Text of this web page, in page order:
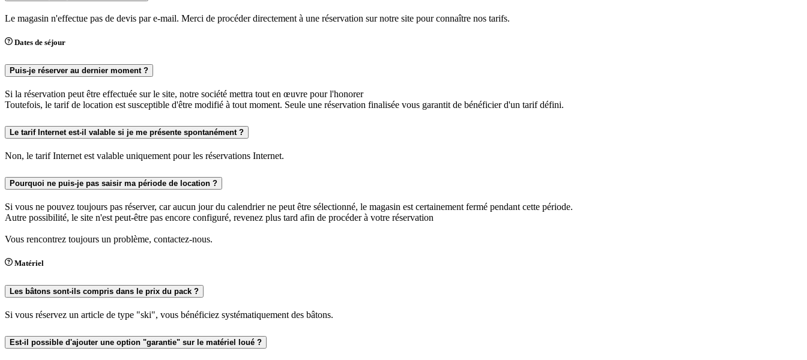
Le magasin n'effectue pas de devis par e-mail. Merci de procéder directement à une réservation sur notre site pour connaître nos tarifs.
Dates de séjour
Puis-je réserver au dernier moment ?
Si la réservation peut être effectuée sur le site, notre société mettra tout en œuvre pour l'honorer
Toutefois, le tarif de location est susceptible d'être modifié à tout moment. Seule une réservation finalisée vous garantit de bénéficier d'un tarif défini.
Le tarif Internet est-il valable si je me présente spontanément ?
Non, le tarif Internet est valable uniquement pour les réservations Internet.
Pourquoi ne puis-je pas saisir ma période de location ?
Si vous ne pouvez toujours pas réserver, car aucun jour du calendrier ne peut être sélectionné, le magasin est certainement fermé pendant cette période.
Autre possibilité, le site n'est peut-être pas encore configuré, revenez plus tard afin de procéder à votre réservation
Vous rencontrez toujours un problème, contactez-nous.
Matériel
Les bâtons sont-ils compris dans le prix du pack ?
Si vous réservez un article de type "ski", vous bénéficiez systématiquement des bâtons.
Est-il possible d'ajouter une option "garantie" sur le matériel loué ?